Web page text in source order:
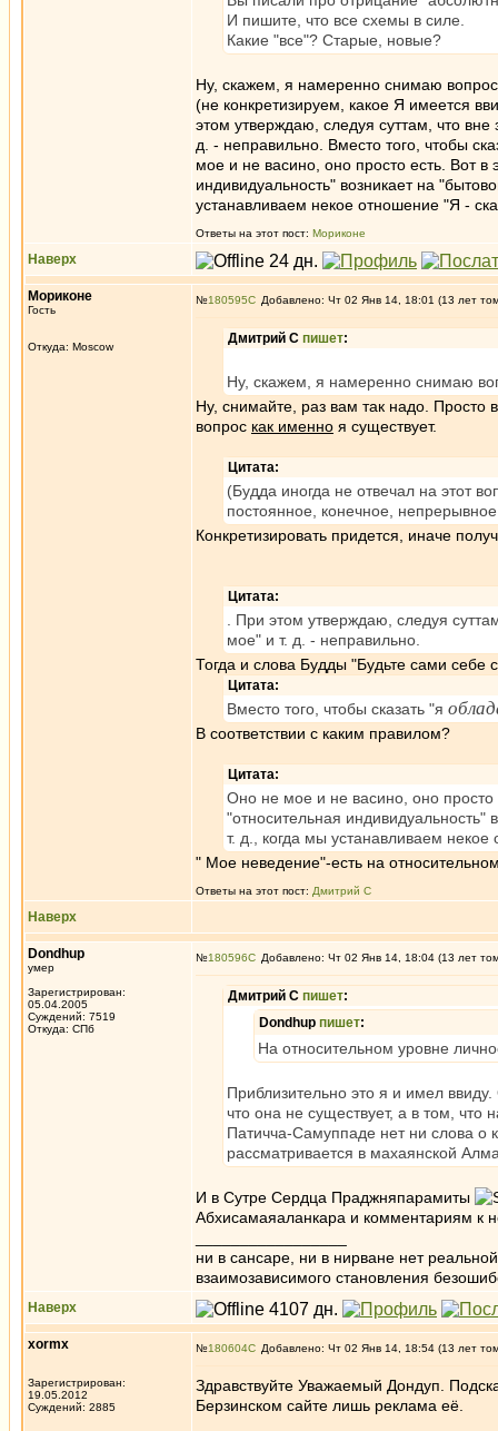
И пишите, что все схемы в силе.
Какие "все"? Старые, новые?
Ну, скажем, я намеренно снимаю
(не конкретизируем, какое Я имеется
этом утверждаю, следуя суттам, что вне
д. - неправильно. Вместо того, чтобы
мое и не васино, оно просто есть. Вот
индивидуальность" возникает на
устанавливаем некое отношение "Я -
Ответы на этот пост: Мориконе
Наверх
Мориконе
Гость
Откуда: Moscow
№180595 Добавлено: Чт 02 Янв 14, 18:01 (13 лет
Дмитрий С пишет:
Ну, скажем, я намеренно снимаю
Ну, снимайте, раз вам так надо. Просто
вопрос как именно я существует.
Цитата:
(Будда иногда не отвечал на этот
постоянное, конечное,
Конкретизировать придется, иначе
Цитата:
. При этом утверждаю, следуя
мое" и т. д. - неправильно.
Тогда и слова Будды "Будьте сами себе
Цитата:
Вместо того, чтобы сказать "я
В соответствии с каким правилом?
Цитата:
Оно не мое и не васино, оно просто
"относительная
т. д., когда мы устанавливаем
" Мое неведение"-есть на
Ответы на этот пост: Дмитрий С
Наверх
Dondhup
умер
Зарегистрирован:
05.04.2005
Суждений: 7519
Откуда: СПб
№180596 Добавлено: Чт 02 Янв 14, 18:04 (13 лет
Дмитрий С пишет:
Dondhup пишет:
На относительном уровне
Приблизительно это я и имел
что она не существует, а в том,
Патичча-Самуппаде нет ни слова о
рассматривается в махаянской
И в Сутре Сердца Праджняпарамиты
Абхисамаяаланкара и комментариям к
ни в сансаре, ни в нирване нет
взаимозависимого становления
Наверх
xormx
Зарегистрирован:
19.05.2012
Суждений: 2885
№180604 Добавлено: Чт 02 Янв 14, 18:54 (13 лет
Здравствуйте Уважаемый Дондуп.
Берзинском сайте лишь реклама её.